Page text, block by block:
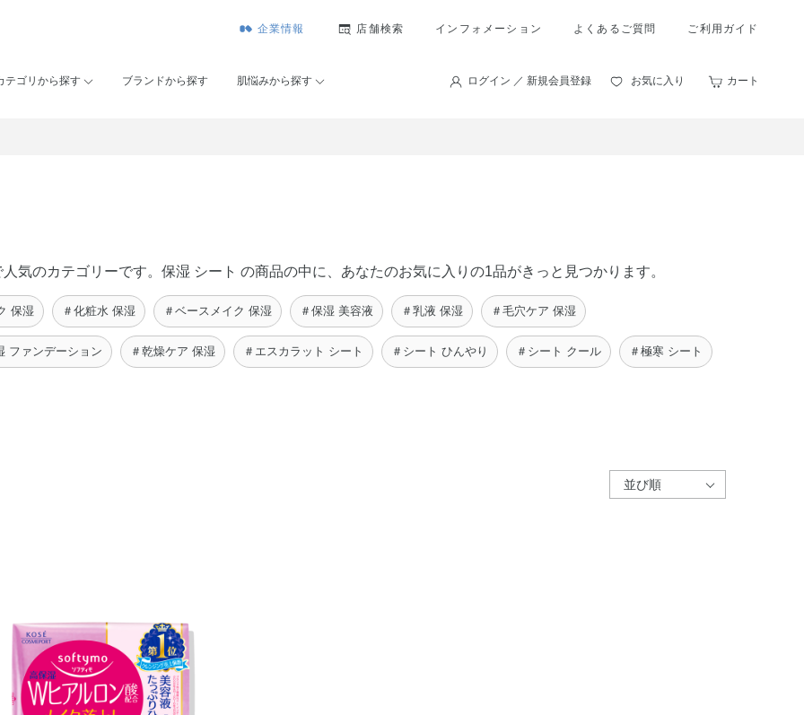
企業情報 店舗検索 インフォメーション よくあるご質問 ご利用ガイド
テゴリから探す ブランドから探す 肌悩みから探す ログイン ／ 新規会員登録 お気に入り カート
気のカテゴリーです。保湿 シート の商品の中に、あなたのお気に入りの1品がきっと見つかります。
保湿 ＃化粧水 保湿 ＃ベースメイク 保湿 ＃保湿 美容液 ＃乳液 保湿 ＃毛穴ケア 保湿
ファンデーション ＃乾燥ケア 保湿 ＃エスカラット シート ＃シート ひんやり ＃シート クール ＃極寒 シート